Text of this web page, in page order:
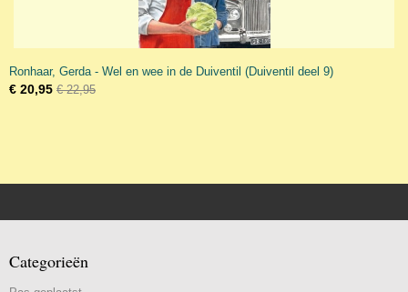
Ronhaar, Gerda - Wel en wee in de Duiventil (Duiventil deel 9)
€ 20,95 € 22,95
Categorieën